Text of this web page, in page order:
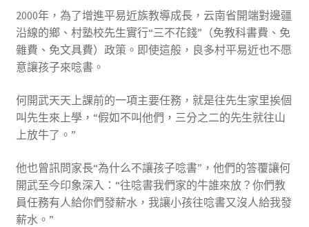
2000年，為了增進平易近族教導成長，云南省開端對邊疆
沿線的鄉、村塾校先生實行“三不花錢”（免教科書費、免
雜費、免文具費）政策。即使這般，良多村平易近也不愿
意讓孩子來唸書。
何開武天天上課前的一項主要任務，就是往先生家里挨個
叫先生來上學，“假如不叫他們，三分之二的先生就往山
上放牛了。”
他也曾訊問家長“為什么不讓孩子唸書”，他們的答覆讓何
開武至今印象深入：“往唸書我們家的牛誰來放？你們教
員任務有人給你們發薪水，我讓小孩往唸書又沒人給我發
薪水。”